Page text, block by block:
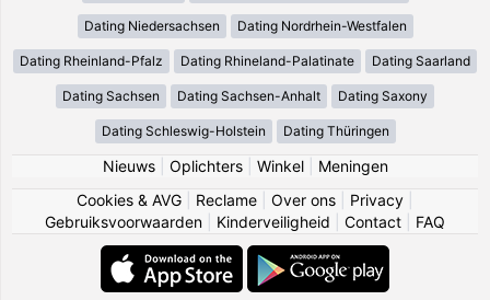
Dating Niedersachsen Dating Nordrhein-Westfalen
Dating Rheinland-Pfalz Dating Rhineland-Palatinate Dating Saarland
Dating Sachsen Dating Sachsen-Anhalt Dating Saxony
Dating Schleswig-Holstein Dating Thüringen
Nieuws| Oplichters| Winkel| Meningen
Cookies & AVG
Reclame Over ons Privacy
Gebruiksvoorwaarden
Kinderveiligheid Contact FAQ